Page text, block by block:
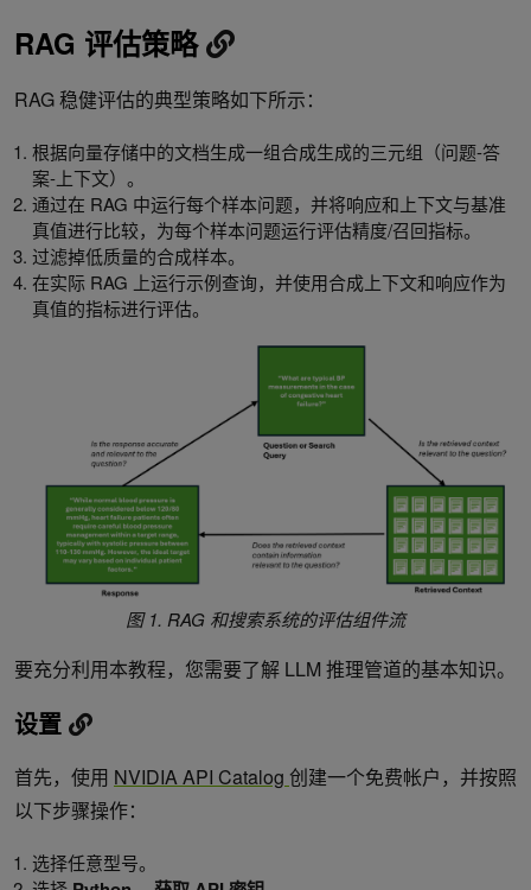
RAG 评估策略
RAG 稳健评估的典型策略如下所示：
根据向量存储中的文档生成一组合成生成的三元组（问题-答
案-上下文）。
通过在 RAG 中运行每个样本问题，并将响应和上下文与基准
真值进行比较，为每个样本问题运行评估精度/召回指标。
过滤掉低质量的合成样本。
在实际 RAG 上运行示例查询，并使用合成上下文和响应作为
真值的指标进行评估。
图 1. RAG 和搜索系统的评估组件流
要充分利用本教程，您需要了解 LLM 推理管道的基本知识。
设置
首先，使用 NVIDIA API Catalog 创建一个免费帐户，并按照
以下步骤操作：
选择任意型号。